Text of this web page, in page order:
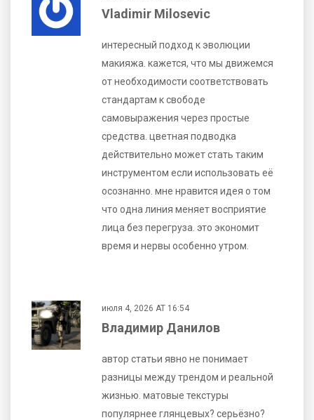
Vladimir Milosevic
интересный подход к эволюции
макияжа. кажется, что мы движемся
от необходимости соответствовать
стандартам к свободе
самовыражения через простые
средства. цветная подводка
действительно может стать таким
инструментом если использовать её
осознанно. мне нравится идея о том
что одна линия меняет восприятие
лица без перегруза. это экономит
время и нервы особенно утром.
июля 4, 2026 AT 16:54
Владимир Данилов
автор статьи явно не понимает
разницы между трендом и реальной
жизнью. матовые текстуры
популярнее глянцевых? серьёзно?